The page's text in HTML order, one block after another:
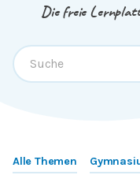
Die freie
Alle Themen